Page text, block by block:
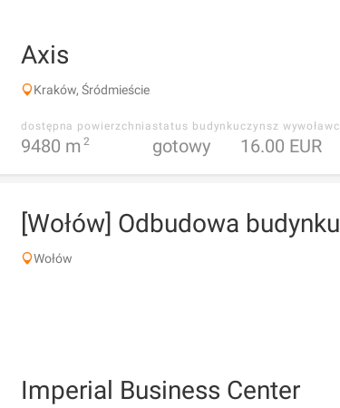
Axis
Kraków, Śródmieście
dostępna powierzchnia
9480 m 2
status budynku
gotowy
czynsz
16.00 EUR
[Wołów] Odbudowa
Wołów
Imperial Business Center